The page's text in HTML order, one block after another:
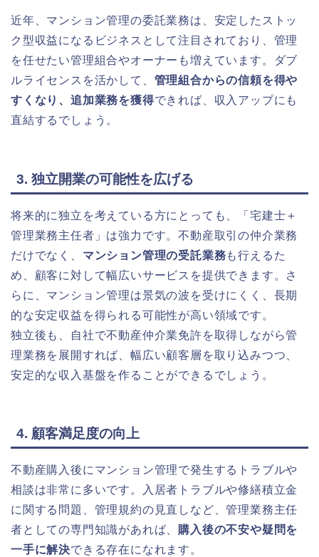
近年、マンション管理の委託業務は、安定したストッ
ク型収益になるビジネスとして注目されており、管理
を任せたい管理組合やオーナーも増えています。ダブ
ルライセンスを活かして、 管理組合からの信頼を得や
すくなり、追加業務を獲得できれば、収入アップにも
直結するでしょう。
3. 独立開業の可能性を広げる
将来的に独立を考えている方にとっても、「宅建士＋
管理業務主任者」は強力です。不動産取引の仲介業務
だけでなく、 マンション管理の受託業務も行えるた
め、顧客に対して幅広いサービスを提供できます。さ
らに、マンション管理は景気の波を受けにくく、長期
的な安定収益を得られる可能性が高い領域です。
独立後も、自社で不動産仲介業免許を取得しながら管
理業務を展開すれば、幅広い顧客層を取り込みつつ、
安定的な収入基盤を作ることができるでしょう。
4. 顧客満足度の向上
不動産購入後にマンション管理で発生するトラブルや
相談は非常に多いです。入居者トラブルや修繕積立金
に関する問題、管理規約の見直しなど、管理業務主任
者としての専門知識があれば、 購入後の不安や疑問を
一手に解決できる存在になれます。